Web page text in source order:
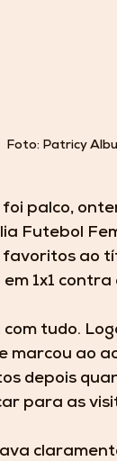
Foto: Patricy
palco,
Futebol
favoritos ao
1x1 contra
tudo.
marcou ao
depois
para as